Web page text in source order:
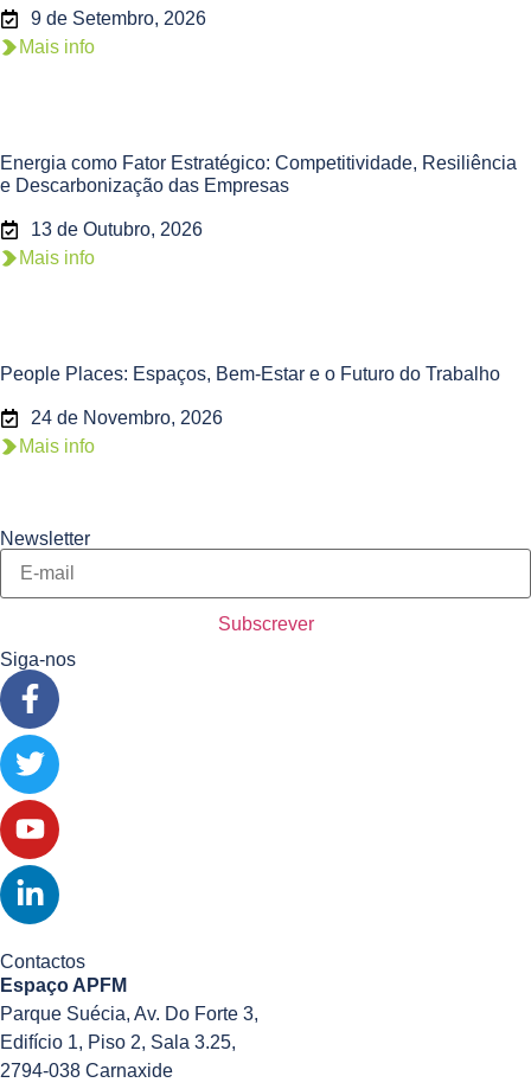
9 de Setembro, 2026
Mais info
Energia como Fator Estratégico: Competitividade, Resiliência
e Descarbonização das Empresas
13 de Outubro, 2026
Mais info
People Places: Espaços, Bem-Estar e o Futuro do Trabalho
24 de Novembro, 2026
Mais info
Newsletter
Siga-nos
Contactos
Espaço APFM
Parque Suécia, Av. Do Forte 3,
Edifício 1, Piso 2, Sala 3.25,
2794-038 Carnaxide